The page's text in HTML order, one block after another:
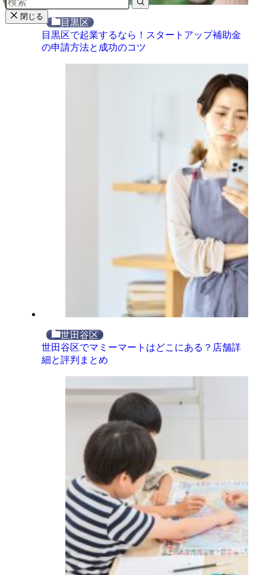
目黒区
目黒区で起業するなら！スタートアップ補助金
の申請方法と成功のコツ
世田谷区
世田谷区でマミーマートはどこにある？店舗詳
細と評判まとめ
閉じる